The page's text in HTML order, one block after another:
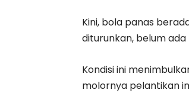
Kini, bola panas
diturunkan, belum
Kondisi ini
molornya pelantikan